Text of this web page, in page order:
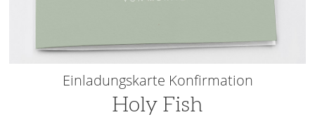
Einladungskarte Konfirmation
Holy Fish